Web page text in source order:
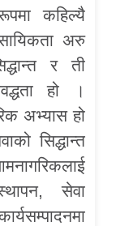
कहिल्यै
अरु
र ती
हो ।
अभ्यास हो
सिद्धान्त
सेवा